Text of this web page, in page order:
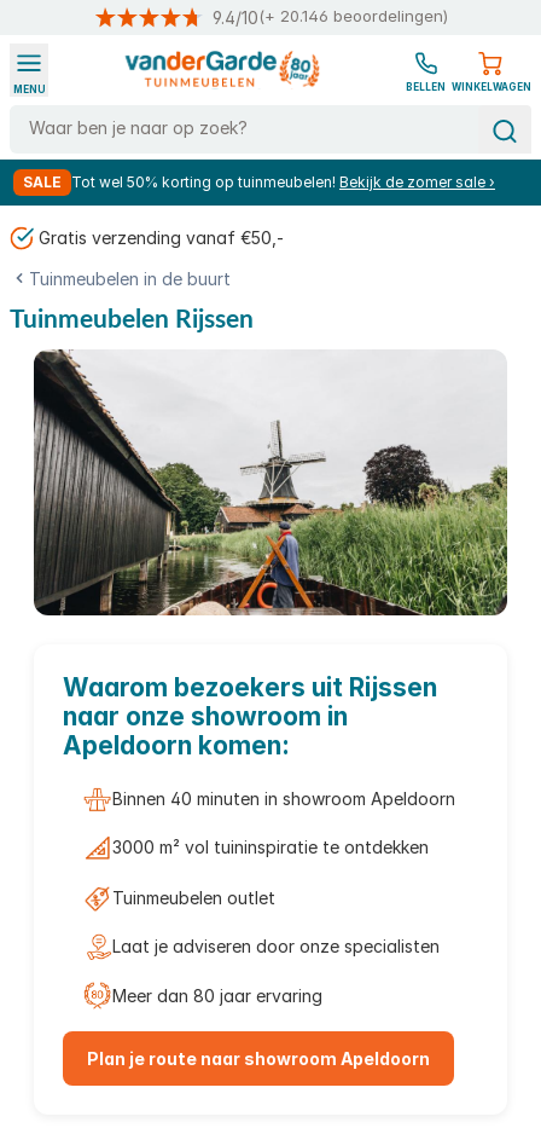
9.4/10(+ 20.146 beoordelingen)
Search
MENU BELLEN WINKELWAGEN
SALE Tot wel 50% korting op tuinmeubelen! Bekijk de zomer sale ›
Gratis verzending vanaf €50,-
Tuinmeubelen in de buurt
Tuinmeubelen Rijssen
Rijssen
Waarom bezoekers uit Rijssen
naar onze showroom in
Apeldoorn komen:
Binnen 40 minuten in showroom Apeldoorn
3000 m² vol tuininspiratie te ontdekken
Tuinmeubelen outlet
Laat je adviseren door onze specialisten
Meer dan 80 jaar ervaring
Plan je route naar showroom Apeldoorn